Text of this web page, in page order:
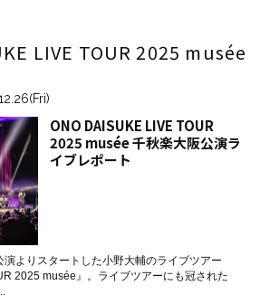
LIVE TOUR 2025 musée
ONO DAISUKE LIVE TOUR
2025 musée 千秋楽大阪公演ラ
イブレポート
よりスタートした小野大輔のライブツアー
2025 musée』。ライブツアーにも冠された